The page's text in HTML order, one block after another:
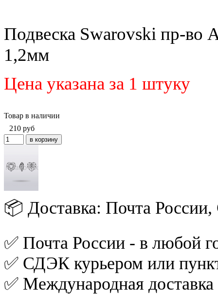
Подвеска Swarovski пр-во
1,2мм
Цена указана за 1 штуку
Товар в наличии
210 руб
📦 Доставка: Почта
✅ Почта России - в любой
✅ СДЭК курьером или
✅ Международная